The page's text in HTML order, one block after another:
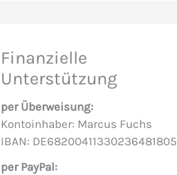
n
a
c
h
Finanzielle
Unterstützung
per Überweisung:
Kontoinhaber: Marcus Fuchs
IBAN: DE68200411330236481805
per PayPal: